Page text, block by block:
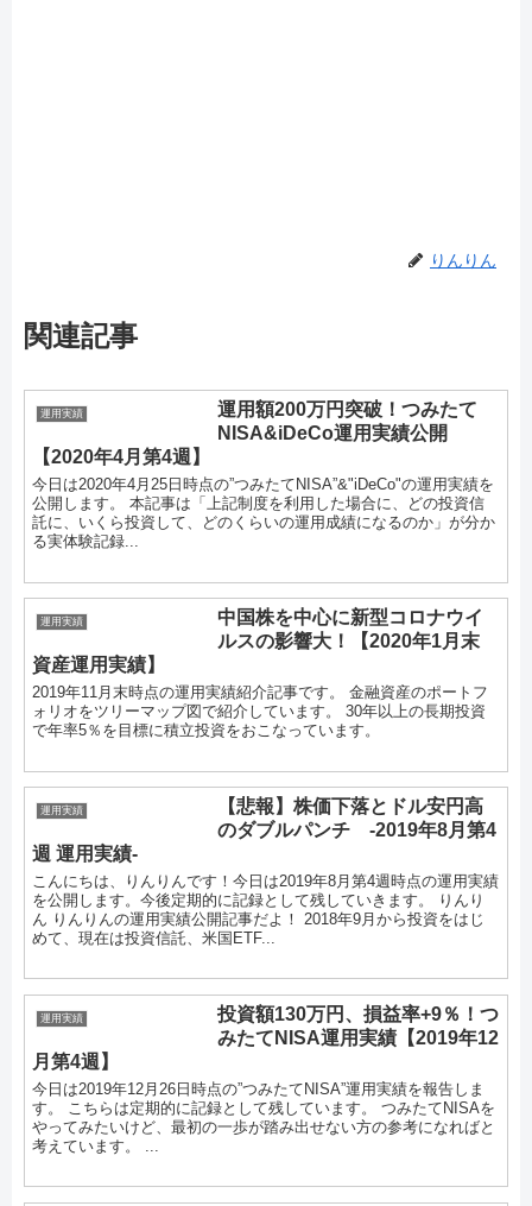
りんりん
関連記事
運用実績
運用額200万円突破！つみたて
NISA&iDeCo運用実績公開
【2020年4月第4週】
今日は2020年4月25日時点の”つみたてNISA”&"iDeCo"の運用実績を
公開します。 本記事は「上記制度を利用した場合に、どの投資信
託に、いくら投資して、どのくらいの運用成績になるのか」が分か
る実体験記録...
運用実績
中国株を中心に新型コロナウイ
ルスの影響大！【2020年1月末
資産運用実績】
2019年11月末時点の運用実績紹介記事です。 金融資産のポートフ
ォリオをツリーマップ図で紹介しています。 30年以上の長期投資
で年率5％を目標に積立投資をおこなっています。
運用実績
【悲報】株価下落とドル安円高
のダブルパンチ -2019年8月第4
週 運用実績-
こんにちは、りんりんです！今日は2019年8月第4週時点の運用実績
を公開します。今後定期的に記録として残していきます。 りんり
ん りんりんの運用実績公開記事だよ！ 2018年9月から投資をはじ
めて、現在は投資信託、米国ETF...
運用実績
投資額130万円、損益率+9％！つ
みたてNISA運用実績【2019年12
月第4週】
今日は2019年12月26日時点の”つみたてNISA”運用実績を報告しま
す。 こちらは定期的に記録として残しています。 つみたてNISAを
やってみたいけど、最初の一歩が踏み出せない方の参考になればと
考えています。 ...